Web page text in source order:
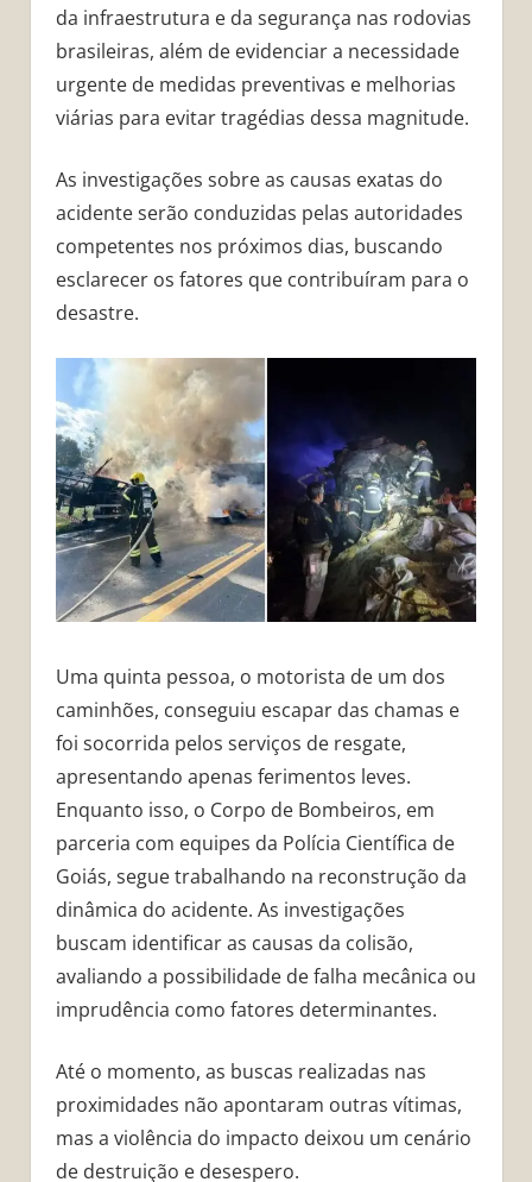
da infraestrutura e da segurança nas rodovias
brasileiras, além de evidenciar a necessidade
urgente de medidas preventivas e melhorias
viárias para evitar tragédias dessa magnitude.
As investigações sobre as causas exatas do
acidente serão conduzidas pelas autoridades
competentes nos próximos dias, buscando
esclarecer os fatores que contribuíram para o
desastre.
Uma quinta pessoa, o motorista de um dos
caminhões, conseguiu escapar das chamas e
foi socorrida pelos serviços de resgate,
apresentando apenas ferimentos leves.
Enquanto isso, o Corpo de Bombeiros, em
parceria com equipes da Polícia Científica de
Goiás, segue trabalhando na reconstrução da
dinâmica do acidente. As investigações
buscam identificar as causas da colisão,
avaliando a possibilidade de falha mecânica ou
imprudência como fatores determinantes.
Até o momento, as buscas realizadas nas
proximidades não apontaram outras vítimas,
mas a violência do impacto deixou um cenário
de destruição e desespero.